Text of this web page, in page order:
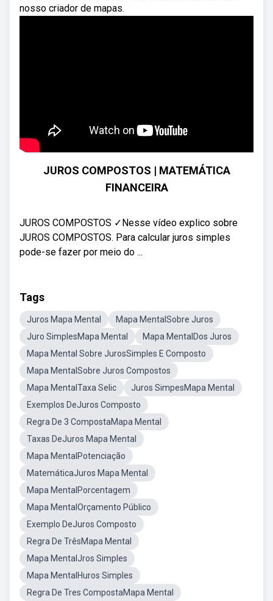
nosso criador de mapas.
JUROS COMPOSTOS | MATEMÁTICA
FINANCEIRA
JUROS COMPOSTOS ✓Nesse vídeo explico sobre
JUROS COMPOSTOS. Para calcular juros simples
pode-se fazer por meio do ...
Tags
Juros Mapa Mental
Mapa MentalSobre Juros
Juro SimplesMapa Mental
Mapa MentalDos Juros
Mapa Mental Sobre JurosSimples E Composto
Mapa MentalSobre Juros Compostos
Mapa MentalTaxa Selic
Juros SimpesMapa Mental
Exemplos DeJuros Composto
Regra De 3 CompostaMapa Mental
Taxas DeJuros Mapa Mental
Mapa MentalPotenciação
MatemáticaJuros Mapa Mental
Mapa MentalPorcentagem
Mapa MentalOrçamento Público
Exemplo DeJuros Composto
Regra De TrêsMapa Mental
Mapa MentalJros Simples
Mapa MentalHuros Simples
Regra De Tres CompostaMapa Mental